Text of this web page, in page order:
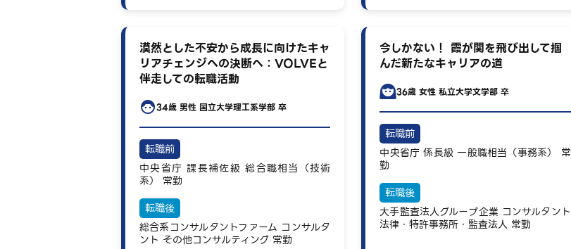
漠然とした不安から成長に向けたキャ
リアチェンジへの決断へ：VOLVEと
伴走しての転職活動
34歳 男性 国立大学理工系学部 卒
転職前
中央省庁 課長補佐級 総合職相当（技術
系）
常勤
転職後
総合系コンサルタントファーム コンサルタ
ント その他コンサルティング 常勤
今しかない！ 霞が関を飛び出して掴
んだ新たなキャリアの道
36歳 女性 私立大学文学部 卒
転職前
中央省庁 係長級 一般職相当（事務系）
常
勤
転職後
大手監査法人グループ企業 コンサルタント
法律・特許事務所・監査法人 常勤